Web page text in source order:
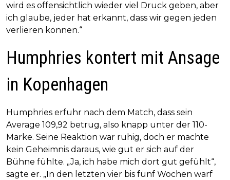
wird es offensichtlich wieder viel Druck geben, aber
ich glaube, jeder hat erkannt, dass wir gegen jeden
verlieren können.“
Humphries kontert mit Ansage
in Kopenhagen
Humphries erfuhr nach dem Match, dass sein
Average 109,92 betrug, also knapp unter der 110-
Marke. Seine Reaktion war ruhig, doch er machte
kein Geheimnis daraus, wie gut er sich auf der
Bühne fühlte. „Ja, ich habe mich dort gut gefühlt“,
sagte er. „In den letzten vier bis fünf Wochen warf